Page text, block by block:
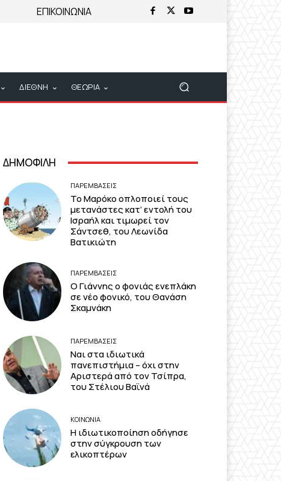
ΕΠΙΚΟΙΝΩΝΙΑ
ΔΙΕΘΝΗ ΘΕΩΡΙΑ
ΔΗΜΟΦΙΛΗ
ΠΑΡΕΜΒΑΣΕΙΣ
Το Μαρόκο οπλοποιεί τους
μετανάστες κατ’ εντολή του
Ισραήλ και τιμωρεί τον
Σάντσεθ, του Λεωνίδα
Βατικιώτη
ΠΑΡΕΜΒΑΣΕΙΣ
Ο Γιάννης ο φονιάς ενεπλάκη
σε νέο φονικό, του Θανάση
Σκαμνάκη
ΠΑΡΕΜΒΑΣΕΙΣ
Ναι στα ιδιωτικά
πανεπιστήμια – όχι στην
Αριστερά από τον Τσίπρα,
του Στέλιου Βαϊνά
ΚΟΙΝΩΝΙΑ
Η ιδιωτικοποίηση οδήγησε
στην σύγκρουση των
ελικοπτέρων